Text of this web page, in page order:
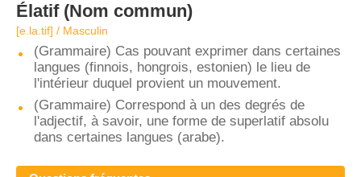
Élatif(Nom commun)
[e.la.tif] / Masculin
(Grammaire) Cas pouvant exprimer dans certaines
langues (finnois, hongrois, estonien) le lieu de
l'intérieur duquel provient un mouvement.
(Grammaire) Correspond à un des degrés de
l'adjectif, à savoir, une forme de superlatif absolu
dans certaines langues (arabe).